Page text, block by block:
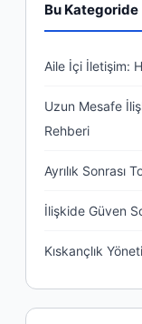
Bu Kategoride
Aile İçi İletişim:
Uzun Mesafe
Rehberi
Ayrılık Sonrası
İlişkide Güven
Kıskançlık